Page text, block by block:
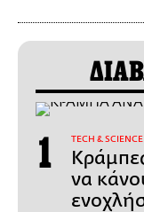
ΤECH & SCIENCE
να